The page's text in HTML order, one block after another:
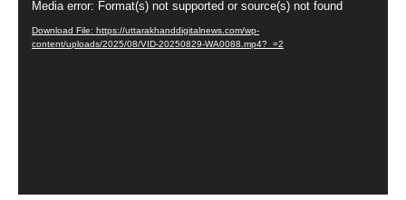
Media error: Format(s) not supported or source(s) not found
Download File: https://uttarakhanddigitalnews.com/wp-
content/uploads/2025/08/VID-20250829-WA0088.mp4?_=2